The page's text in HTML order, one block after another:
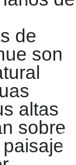
de
son
altas
sobre